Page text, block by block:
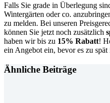
Falls Sie grade in Überlegung
Wintergärten oder co.
zu melden. Bei unseren
können Sie jetzt noch zusätzlich
haben wir bis zu 15% Rabatt!
ein Angebot ein, bevor es zu spät
Ähnliche Beiträge